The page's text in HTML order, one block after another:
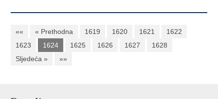
«« « Prethodna 1619 1620 1621
1622
1623
1624 1625 1626 1627
1628
Sljedeća »
»»